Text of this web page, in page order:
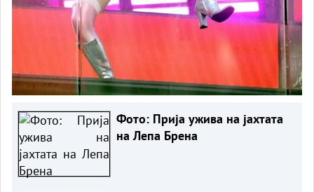
Фото: Прија ужива на јахтата
на Лепа Брена